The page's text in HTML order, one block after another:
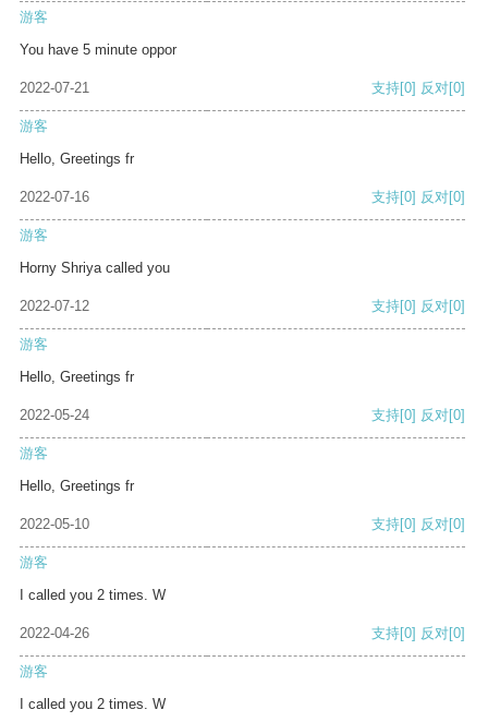
游客
You have 5 minute oppor
2022-07-21 支持[0] 反对[0]
游客
Hello, Greetings fr
2022-07-16 支持[0] 反对[0]
游客
Horny Shriya called you
2022-07-12 支持[0] 反对[0]
游客
Hello, Greetings fr
2022-05-24 支持[0] 反对[0]
游客
Hello, Greetings fr
2022-05-10 支持[0] 反对[0]
游客
I called you 2 times. W
2022-04-26 支持[0] 反对[0]
游客
I called you 2 times. W